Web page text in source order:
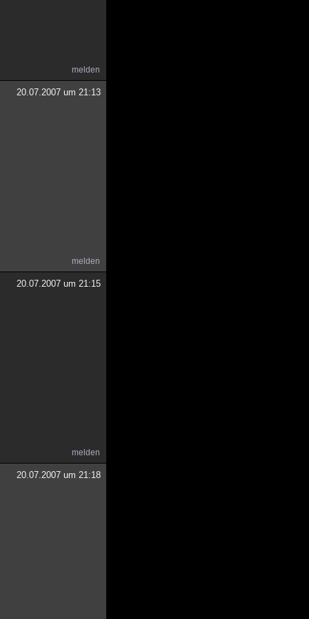
melden
20.07.2007 um 21:13
melden
20.07.2007 um 21:15
melden
20.07.2007 um 21:18